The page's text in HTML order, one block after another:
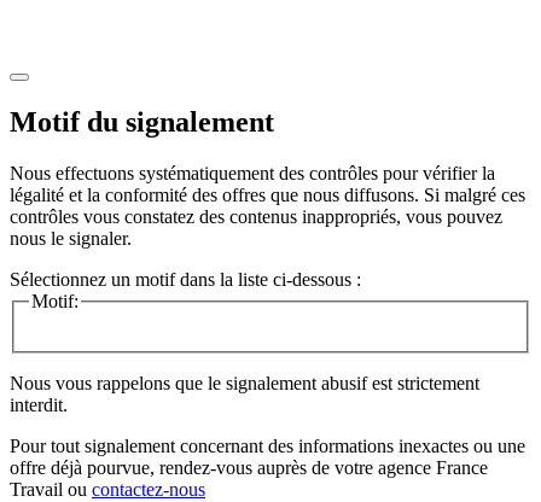
Motif du signalement
Nous effectuons systématiquement des contrôles pour vérifier la
légalité et la conformité des offres que nous diffusons. Si malgré ces
contrôles vous constatez des contenus inappropriés, vous pouvez
nous le signaler.
Sélectionnez un motif dans la liste ci-dessous :
Motif:
Nous vous rappelons que le signalement abusif est strictement
interdit.
Pour tout signalement concernant des informations inexactes ou une
offre déjà pourvue, rendez-vous auprès de votre agence France
Travail ou contactez-nous